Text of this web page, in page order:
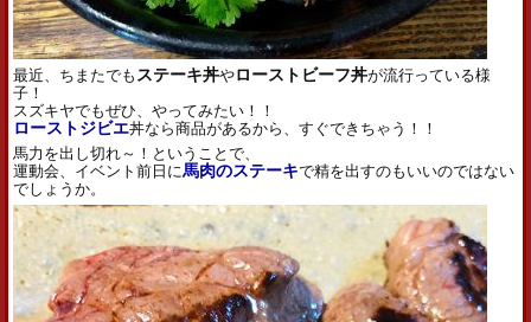
最近、ちまたでも ステーキ丼やローストビーフ丼が流行っている様
子！
スズキヤでもぜひ、やってみたい！！
ローストジビエ丼なら商品があるから、すぐできちゃう！！
馬力を出し切れ～！ということで、
運動会、イベント前日に馬肉のステーキで精を出すのもいいのではない
でしょうか。